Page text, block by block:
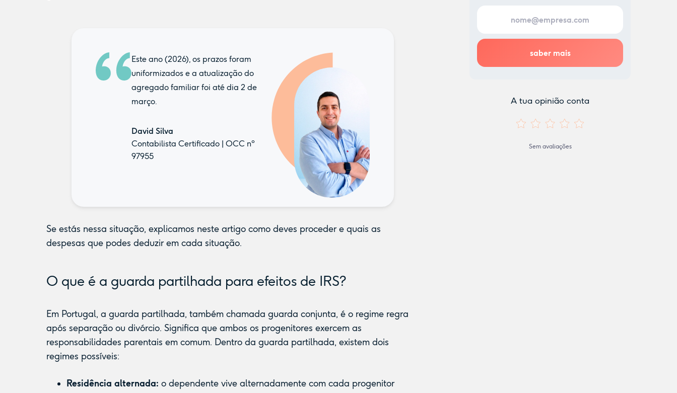
Este ano (2026), os prazos foram
uniformizados e a atualização do
agregado familiar foi até dia 2 de
março.
David Silva
Contabilista Certificado | OCC nº
97955
Se estás nessa situação, explicamos neste artigo como deves proceder e quais as
despesas que podes deduzir em cada situação.
O que é a guarda partilhada para efeitos de IRS?
Em Portugal, a guarda partilhada, também chamada guarda conjunta, é o regime regra
após separação ou divórcio. Significa que ambos os progenitores exercem as
responsabilidades parentais em comum. Dentro da guarda partilhada, existem dois
regimes possíveis:
Residência alternada: o dependente vive alternadamente com cada progenitor
A tua opinião conta
Sem avaliações